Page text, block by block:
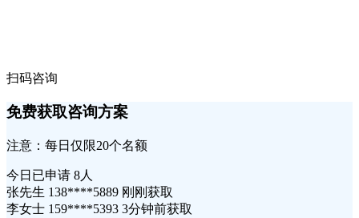
扫码咨询
免费获取咨询方案
注意：每日仅限20个名额
今日已申请 8人
张先生 138****5889 刚刚获取
李女士 159****5393 3分钟前获取